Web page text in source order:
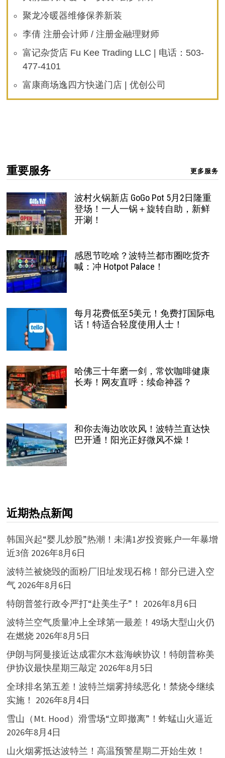
聚龙冷暖器维修保养新装
李倩 注册会计师 / 注册金融理财师
富记杂货店 Fu Kee Trading LLC | 电话：503-
477-4101
富康商场逸四方快递门店 | 优创公司
重要服务 更多服务
波村火锅新店 GoGo Pot 5月2日隆重
登场！一人一锅＋旋转自助，新鲜
开涮！
感恩节吃啥？波特兰都市圈吃货齐
喊：冲 Hotpot Palace！
每月花费低至5美元！免费打国际电
话！特适合轻度使用人士！
哈佛三十年磨一剑，常饮咖啡健康
长寿！网友直呼：续命神器？
和你去海边吹吹风！波特兰直达快
巴开通！阳光正好微风不燥！
近期热点新闻
韩国兴起“婴儿炒股”热潮！未满1岁投资账户一年暴增
近3倍 2026年8月6日
波特兰被烧毁的面粉厂旧址发现石棉！部分已进入空
气 2026年8月6日
特朗普签行政令严打“赴美生子”！ 2026年8月6日
波特兰空气质量冲上全球第一最差！49场大型山火仍
在燃烧 2026年8月5日
伊朗与阿曼接近达成霍尔木兹海峡协议！特朗普称美
伊协议最快星期三敲定 2026年8月5日
全球排名第五差！波特兰烟雾持续恶化！禁烧令继续
实施！ 2026年8月4日
雪山（Mt. Hood）滑雪场“立即撤离”！蚱蜢山火逼近
2026年8月4日
山火烟雾抵达波特兰！高温预警星期二开始生效！